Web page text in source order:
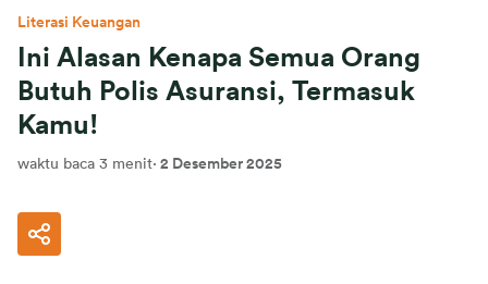
Literasi Keuangan
Ini Alasan Kenapa Semua Orang
Butuh Polis Asuransi, Termasuk
Kamu!
waktu baca 3 menit· 2 Desember 2025